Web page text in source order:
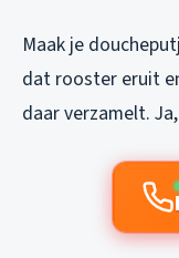
Maak je
dat rooster eruit
daar verzamelt.